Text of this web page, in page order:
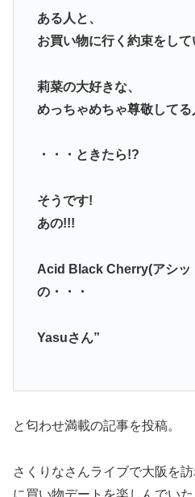
ある人と、
お買い物に行く約束をして
莉菜の大好きな、
めっちゃめちゃ尊敬してる
・・・ときたら!?
そうです!
あの!!!
Acid Black Cherry(アシッ
の・・・
Yasuさん”
と匂わせ満載の記事を投稿。
さくりなさんライブで大阪を
に買い物デートを楽しんでい